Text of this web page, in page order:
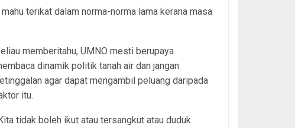
terikat dalam norma-norma lama kerana masa
memberitahu, UMNO mesti berupaya
dinamik politik tanah air dan jangan
agar dapat mengambil peluang daripada
itu.
tidak boleh ikut atau tersangkut atau duduk